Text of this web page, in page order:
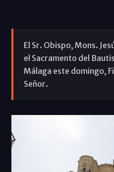
El Sr. Obispo, Mons.
el Sacramento del
Málaga este domingo,
Señor.